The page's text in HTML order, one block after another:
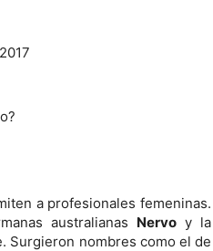
a profesionales femeninas.
australianas Nervoy la
Surgieron nombres como el de